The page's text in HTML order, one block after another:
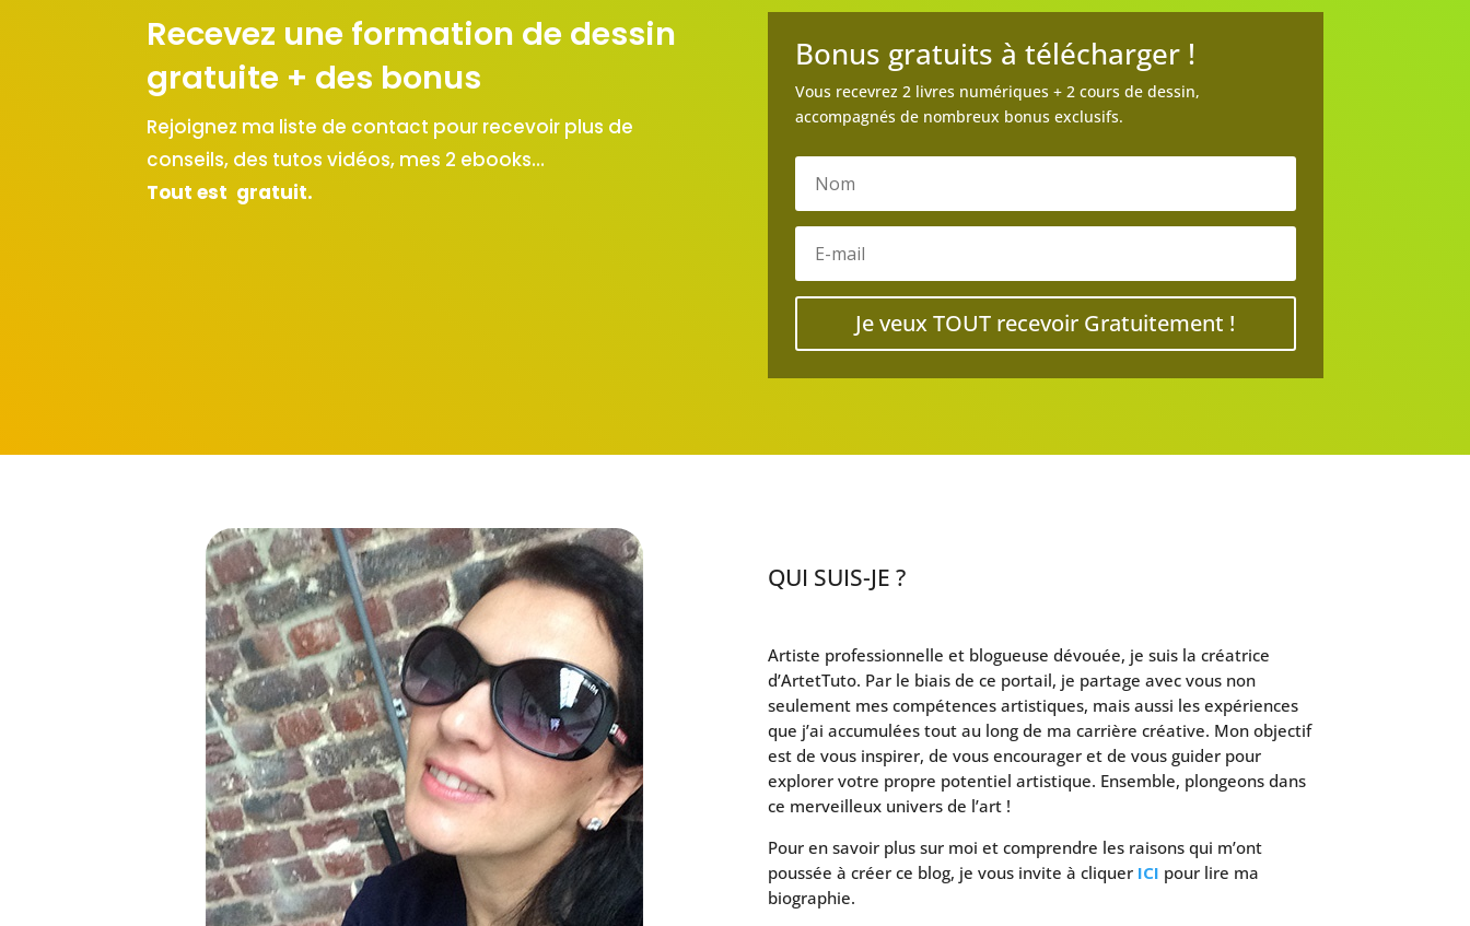
Recevez une formation de dessin
gratuite + des bonus
Rejoignez ma liste de contact pour recevoir plus de
conseils, des tutos vidéos, mes 2 ebooks…
Tout est gratuit.
Bonus gratuits à télécharger !
Vous recevrez 2 livres numériques + 2 cours de dessin,
accompagnés de nombreux bonus exclusifs.
Je veux TOUT recevoir Gratuitement !
QUI SUIS-JE ?
Artiste professionnelle et blogueuse dévouée, je suis la créatrice
d’ArtetTuto. Par le biais de ce portail, je partage avec vous non
seulement mes compétences artistiques, mais aussi les expériences
que j’ai accumulées tout au long de ma carrière créative. Mon objectif
est de vous inspirer, de vous encourager et de vous guider pour
explorer votre propre potentiel artistique. Ensemble, plongeons dans
ce merveilleux univers de l’art !
Pour en savoir plus sur moi et comprendre les raisons qui m’ont
poussée à créer ce blog, je vous invite à cliquer ICI pour lire ma
biographie.